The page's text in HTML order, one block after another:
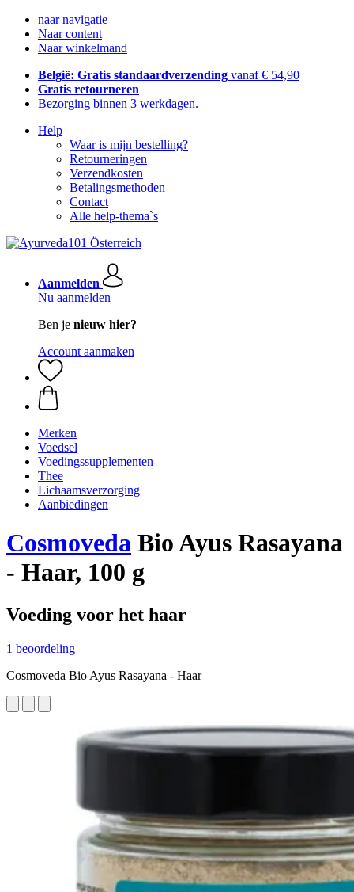
naar navigatie
Naar content
Naar winkelmand
België: Gratis standaardverzending vanaf € 54,90
Gratis retourneren
Bezorging binnen 3 werkdagen.
Help
Waar is mijn bestelling?
Retourneringen
Verzendkosten
Betalingsmethoden
Contact
Alle help-thema`s
Aanmelden
Nu aanmelden
Ben je nieuw hier?
Account aanmaken
Merken
Voedsel
Voedingssupplementen
Thee
Lichaamsverzorging
Aanbiedingen
Cosmoveda Bio Ayus Rasayana
- Haar, 100 g
Voeding voor het haar
1 beoordeling
Cosmoveda Bio Ayus Rasayana - Haar